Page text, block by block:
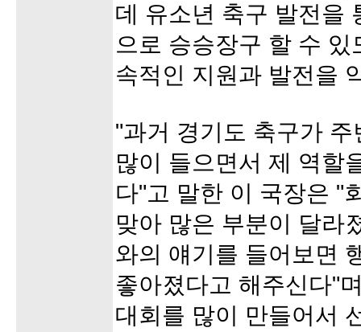
데 유소년 축구 발전을
으로 승승장구 할 수
속적인 지원과 발전을
"과거 경기도 축구가
많이 들으면서 제 역할
다"고 말한 이 국장은 "
맞아 많은 부분이 달라
와의 얘기를 들어보면
좋아졌다고 해주신다"
대회를 많이 만들어서